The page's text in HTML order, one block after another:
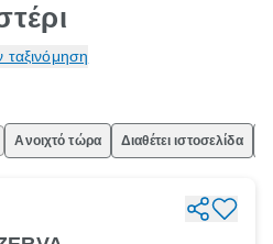
ταξινόμηση
Ανοιχτό τώρα Διαθέτει ιστοσελίδα